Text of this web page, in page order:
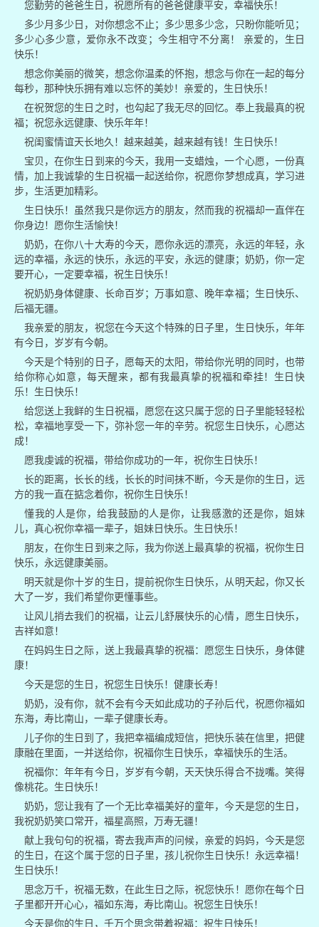
您勤劳的爸爸生日，祝愿所有的爸爸健康平安，幸福快乐！
多少月多少日，对你想念不止；多少思多少念，只盼你能听见；
多少心多少意，爱你永不改变；今生相守不分离！ 亲爱的，生日
快乐！
想念你美丽的微笑，想念你温柔的怀抱，想念与你在一起的每分
每秒，那种快乐拥有难以忘怀的美妙！亲爱的，生日快乐！
在祝贺您的生日之时，也勾起了我无尽的回忆。奉上我最真的祝
福；祝您永远健康、快乐年年！
祝闺蜜情谊天长地久！越来越美，越来越有钱！生日快乐！
宝贝，在你生日到来的今天，我用一支蜡烛，一个心愿，一份真
情，加上我诚挚的生日祝福一起送给你，祝愿你梦想成真，学习进
步，生活更加精彩。
生日快乐！虽然我只是你远方的朋友，然而我的祝福却一直伴在
你身边！愿你生活愉快！
奶奶，在你八十大寿的今天，愿你永远的漂亮，永远的年轻，永
远的幸福，永远的快乐，永远的平安，永远的健康；奶奶，你一定
要开心，一定要幸福，祝生日快乐！
祝奶奶身体健康、长命百岁；万事如意、晚年幸福；生日快乐、
后福无疆。
我亲爱的朋友，祝您在今天这个特殊的日子里，生日快乐，年年
有今日，岁岁有今朝。
今天是个特别的日子，愿每天的太阳，带给你光明的同时，也带
给你称心如意，每天醒来，都有我最真挚的祝福和牵挂！生日快
乐！生日快乐！
给您送上我鲜的生日祝福，愿您在这只属于您的日子里能轻轻松
松，幸福地享受一下，弥补您一年的辛劳。祝您生日快乐，心愿达
成！
愿我虔诚的祝福，带给你成功的一年，祝你生日快乐！
长的距离，长长的线，长长的时间抹不断，今天是你的生日，远
方的我一直在掂念着你，祝你生日快乐！
懂我的人是你，给我鼓励的人是你，让我感激的还是你，姐妹
儿，真心祝你幸福一辈子，姐妹日快乐。生日快乐！
朋友，在你生日到来之际，我为你送上最真挚的祝福，祝你生日
快乐，永远健康美丽。
明天就是你十岁的生日，提前祝你生日快乐，从明天起，你又长
大了一岁，我们希望你更懂事些。
让风儿捎去我们的祝福，让云儿舒展快乐的心情，愿生日快乐，
吉祥如意！
在妈妈生日之际，送上我最真挚的祝福：愿您生日快乐，身体健
康！
今天是您的生日，祝您生日快乐！健康长寿！
奶奶，没有你，就不会有今天如此成功的子孙后代，祝愿你福如
东海，寿比南山，一辈子健康长寿。
儿子你的生日到了，我把幸福编成短信，把快乐装在信里，把健
康融在里面，一并送给你，祝福你生日快乐，幸福快乐的生活。
祝福你：年年有今日，岁岁有今朝，天天快乐得合不拢嘴。笑得
像桃花。生日快乐！
奶奶，您让我有了一个无比幸福美好的童年，今天是您的生日，
我祝奶奶笑口常开，福星高照，万寿无疆！
献上我句句的祝福，寄去我声声的问候，亲爱的妈妈，今天是您
的生日，在这个属于您的日子里，孩儿祝你生日快乐！永远幸福！
生日快乐！
思念万千，祝福无数，在此生日之际，祝您快乐！愿你在每个日
子里都开开心心，福如东海，寿比南山。祝您生日快乐！
今天是你的生日，千万个思念带着祝福：祝生日快乐！